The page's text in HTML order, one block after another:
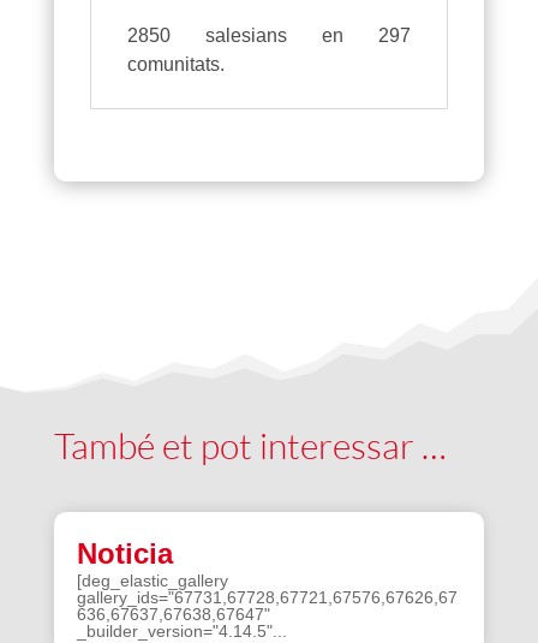
2850 salesians en 297
comunitats.
També et pot interessar …
Noticia
[deg_elastic_gallery
gallery_ids="67731,67728,67721,67576,67626,67
636,67637,67638,67647"
_builder_version="4.14.5"...